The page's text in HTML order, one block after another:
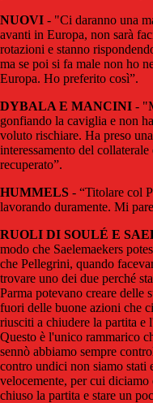
NUOVI - "Ci daranno una
avanti in Europa, non sarà
rotazioni e stanno
ma se poi si fa male non ho
Europa. Ho preferito così”.
DYBALA E MANCINI -
gonfiando la caviglia e non
voluto rischiare. Ha preso
interessamento del
recuperato”.
HUMMELS - “Titolare col
lavorando duramente. Mi
RUOLI DI SOULÉ E
modo che Saelemaekers
che Pellegrini, quando
trovare uno dei due perché
Parma potevano creare delle
fuori delle buone azioni che
riusciti a chiudere la partita e
Questo è l'unico rammarico
sennò abbiamo sempre
contro undici non siamo stati
velocemente, per cui
chiuso la partita e stare un